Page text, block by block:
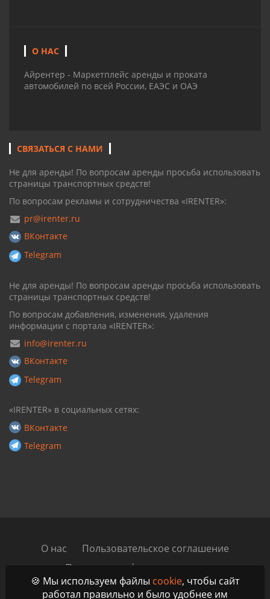
О НАС
Айрентер - Маркетплейс аренды и проката
автомобилей по всей России, ЕАЭС и ОАЭ
СВЯЗАТЬСЯ С НАМИ
Не для аренды! По вопросам аренды просьба использовать
страницы транспортных средств!
По вопросам рекламы и сотрудничества «IRENTER»:
pr@irenter.ru
ВКонтакте
Telegram
Не для аренды! По вопросам аренды просьба использовать
страницы транспортных средств!
По вопросам добавления, изменения, удаления
информации с портала «IRENTER»:
info@irenter.ru
ВКонтакте
Telegram
«IRENTER» в социальных сетях:
ВКонтакте
Telegram
О нас
Пользовательское соглашение
Политика конфиденциальности
Автомобильный блог
Контакты
🍪 Мы используем файлы cookie, чтобы сайт
работал правильно и было удобнее им